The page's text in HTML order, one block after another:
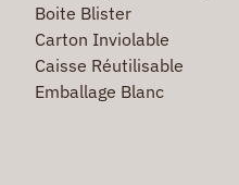
Boite Blister
Carton Inviolable
Caisse Réutilisable
Emballage Blanc